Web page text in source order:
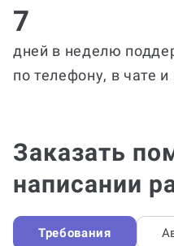
7
дней в неделю
по телефону, в чате и
Заказать
написании
Требования